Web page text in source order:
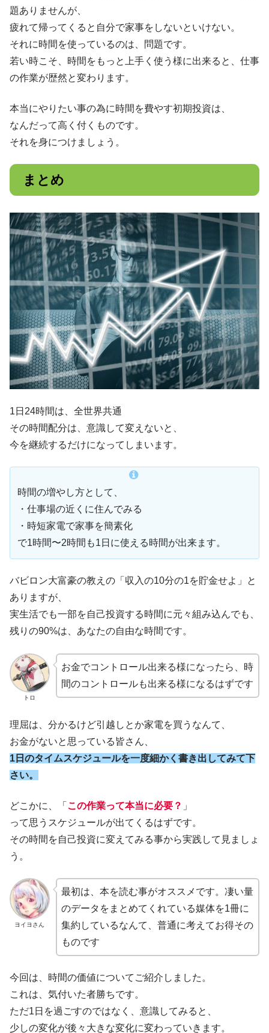
題ありませんが、
疲れて帰ってくると自分で家事をしないといけない。
それに時間を使っているのは、問題です。
若い時こそ、時間をもっと上手く使う様に出来ると、仕事
の作業が歴然と変わります。
本当にやりたい事の為に時間を費やす初期投資は、
なんだって高く付くものです。
それを身につけましょう。
まとめ
1日24時間は、全世界共通
その時間配分は、意識して変えないと、
今を継続するだけになってしまいます。
時間の増やし方として、
・仕事場の近くに住んでみる
・時短家電で家事を簡素化
で1時間〜2時間も1日に使える時間が出来ます。
バビロン大富豪の教えの「収入の10分の1を貯金せよ」と
ありますが、
実生活でも一部を自己投資する時間に元々組み込んでも、
残りの90%は、あなたの自由な時間です。
トロ
お金でコントロール出来る様になったら、時
間のコントロールも出来る様になるはずです
理屈は、分かるけど引越しとか家電を買うなんて、
お金がないと思っている皆さん、
1日のタイムスケジュールを一度細かく書き出してみて下
さい。
どこかに、「 この作業って本当に必要？ 」
って思うスケジュールが出てくるはずです。
その時間を自己投資に変えてみる事から実践して見ましょ
う。
ヨイヨさん
最初は、本を読む事がオススメです。凄い量
のデータをまとめてくれている媒体を1冊に
集約しているなんて、普通に考えてお得その
ものです
今回は、時間の価値についてご紹介しました。
これは、気付いた者勝ちです。
ただ1日を過ごすのではなく、意識してみると、
少しの変化が後々大きな変化に変わっていきます。